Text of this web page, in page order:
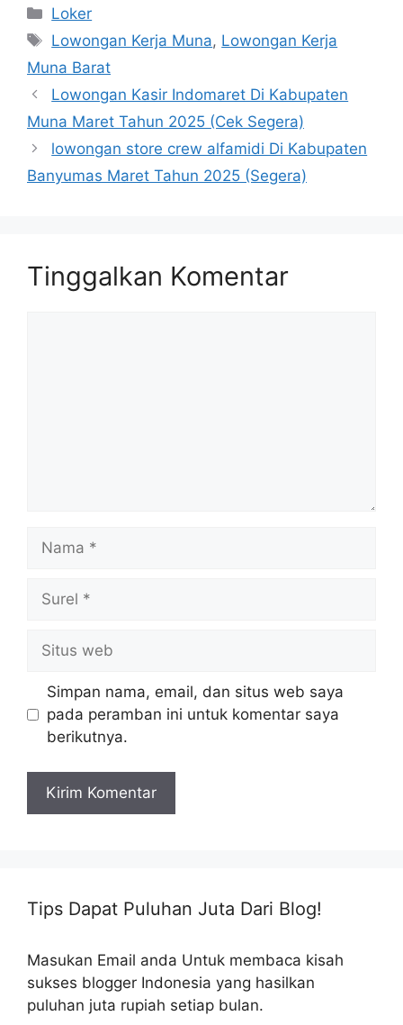
Kategori
Loker
Tag
Lowongan Kerja Muna, Lowongan Kerja
Muna Barat
Lowongan Kasir Indomaret Di Kabupaten
Muna Maret Tahun 2025 (Cek Segera)
lowongan store crew alfamidi Di Kabupaten
Banyumas Maret Tahun 2025 (Segera)
Tinggalkan Komentar
Nama
Surel
Situs
web
Simpan nama, email, dan situs web saya
pada peramban ini untuk komentar saya
berikutnya.
Tips Dapat Puluhan Juta Dari Blog!
Masukan Email anda Untuk membaca kisah
sukses blogger Indonesia yang hasilkan
puluhan juta rupiah setiap bulan.